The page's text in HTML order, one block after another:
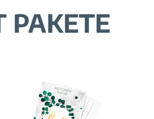
PAKETE